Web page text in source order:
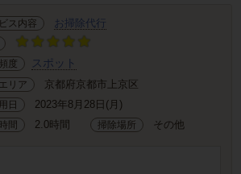
ス内容 お掃除代行
度
スポット
リア 京都府京都市上京区
日 2023年8月28日(月)
間 2.0時間 掃除場所 その他